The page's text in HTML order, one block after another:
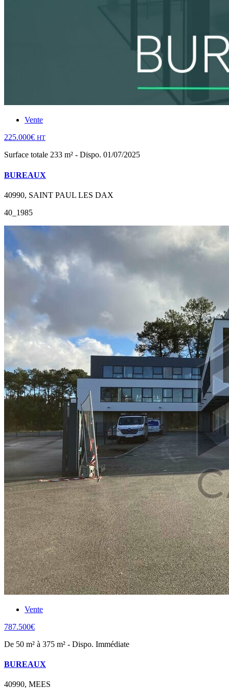
Vente
225.000€ HT
Surface totale 233 m² - Dispo. 01/07/2025
BUREAUX
40990, SAINT PAUL LES DAX
40_1985
Vente
787.500€
De 50 m² à 375 m² - Dispo. Immédiate
BUREAUX
40990, MEES